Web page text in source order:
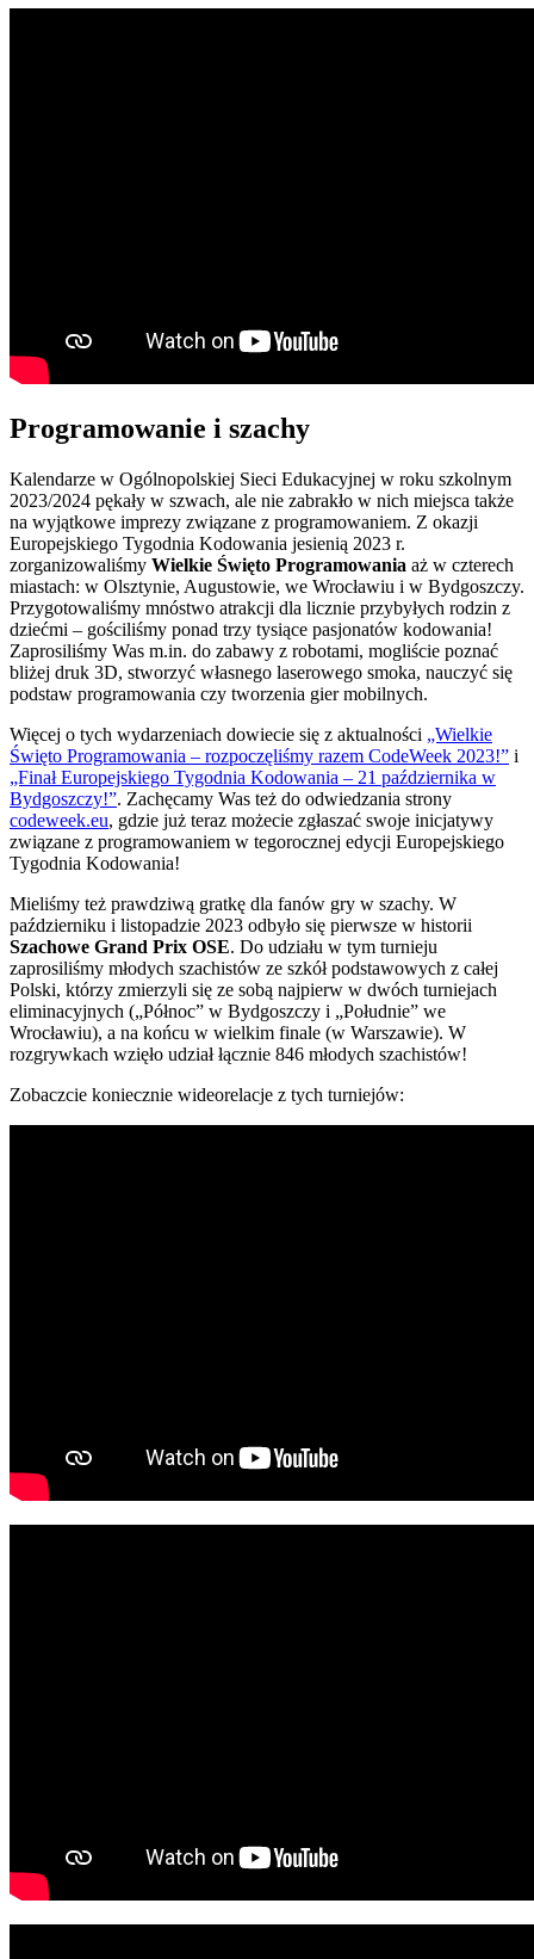
Programowanie i szachy
Kalendarze w Ogólnopolskiej Sieci Edukacyjnej w roku szkolnym
2023/2024 pękały w szwach, ale nie zabrakło w nich miejsca także
na wyjątkowe imprezy związane z programowaniem. Z okazji
Europejskiego Tygodnia Kodowania jesienią 2023 r.
zorganizowaliśmy Wielkie Święto Programowania aż w czterech
miastach: w Olsztynie, Augustowie, we Wrocławiu i w Bydgoszczy.
Przygotowaliśmy mnóstwo atrakcji dla licznie przybyłych rodzin z
dziećmi – gościliśmy ponad trzy tysiące pasjonatów kodowania!
Zaprosiliśmy Was m.in. do zabawy z robotami, mogliście poznać
bliżej druk 3D, stworzyć własnego laserowego smoka, nauczyć się
podstaw programowania czy tworzenia gier mobilnych.
Więcej o tych wydarzeniach dowiecie się z aktualności „Wielkie
Święto Programowania – rozpoczęliśmy razem CodeWeek 2023!” i
„Finał Europejskiego Tygodnia Kodowania – 21 października w
Bydgoszczy!”. Zachęcamy Was też do odwiedzania strony
codeweek.eu, gdzie już teraz możecie zgłaszać swoje inicjatywy
związane z programowaniem w tegorocznej edycji Europejskiego
Tygodnia Kodowania!
Mieliśmy też prawdziwą gratkę dla fanów gry w szachy. W
październiku i listopadzie 2023 odbyło się pierwsze w historii
Szachowe Grand Prix OSE. Do udziału w tym turnieju
zaprosiliśmy młodych szachistów ze szkół podstawowych z całej
Polski, którzy zmierzyli się ze sobą najpierw w dwóch turniejach
eliminacyjnych („Północ” w Bydgoszczy i „Południe” we
Wrocławiu), a na końcu w wielkim finale (w Warszawie). W
rozgrywkach wzięło udział łącznie 846 młodych szachistów!
Zobaczcie koniecznie wideorelacje z tych turniejów: